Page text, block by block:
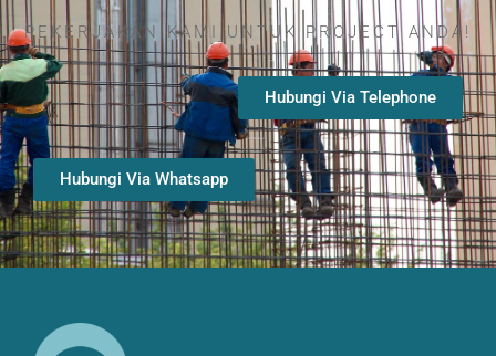
PEKERJAKAN KAMI UNTUK PROJECT ANDA!
Hubungi Via Telephone
Hubungi Via Whatsapp